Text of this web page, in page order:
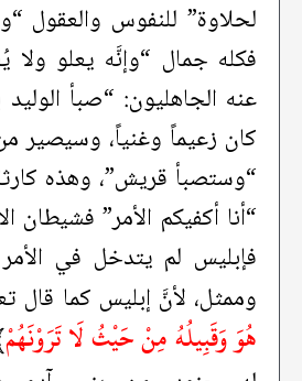
لحلاوة” للنفوس والعقول
فكله جمال “وإنَّه يعلو ولا
عنه الجاهليون: “صبأ الوليد
كان زعيماً وغنياً،
“وستصبأ قريش”، وهذه
“أنا أكفيكم الأمر” فشيطان
فإبليس لم يتدخل في
وممثل، لأنَّ إبليس كما قال
هُوَ وَقَبِيلُهُ مِنْ حَيْثُ لَا تَرَوْنَهُمْ